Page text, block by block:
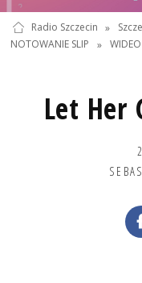
Radio Szczecin »
NOTOWANIE SLIP
» WIDEO
Let Her